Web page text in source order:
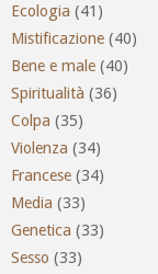
Ecologia (41)
Mistificazione (40)
Bene e male (40)
Spiritualità (36)
Colpa (35)
Violenza (34)
Francese (34)
Media (33)
Genetica (33)
Sesso (33)